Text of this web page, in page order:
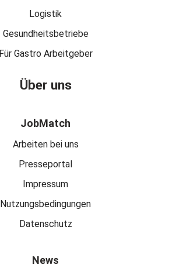
Logistik
Gesundheitsbetriebe
Für Gastro Arbeitgeber
Über uns
JobMatch
Arbeiten bei uns
Presseportal
Impressum
Nutzungsbedingungen
Datenschutz
News